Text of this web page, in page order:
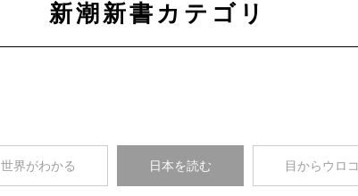
新潮新書カテゴリ
世界がわかる 日本を読む 目からウロコ